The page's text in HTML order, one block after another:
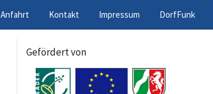
Anfahrt Kontakt Impressum DorfFunk
Gefördert von